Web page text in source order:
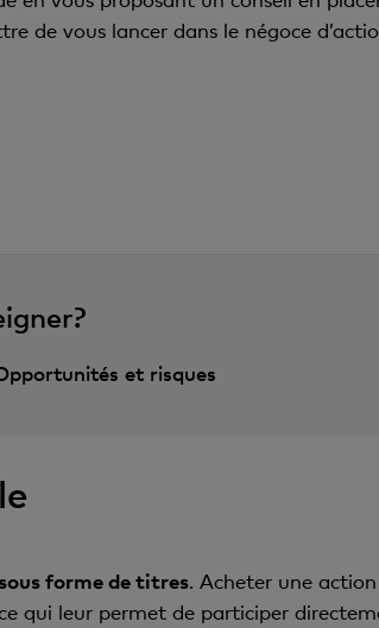
de vous lancer dans le négoce
et risques
forme de titres. Acheter une
qui leur permet de participer